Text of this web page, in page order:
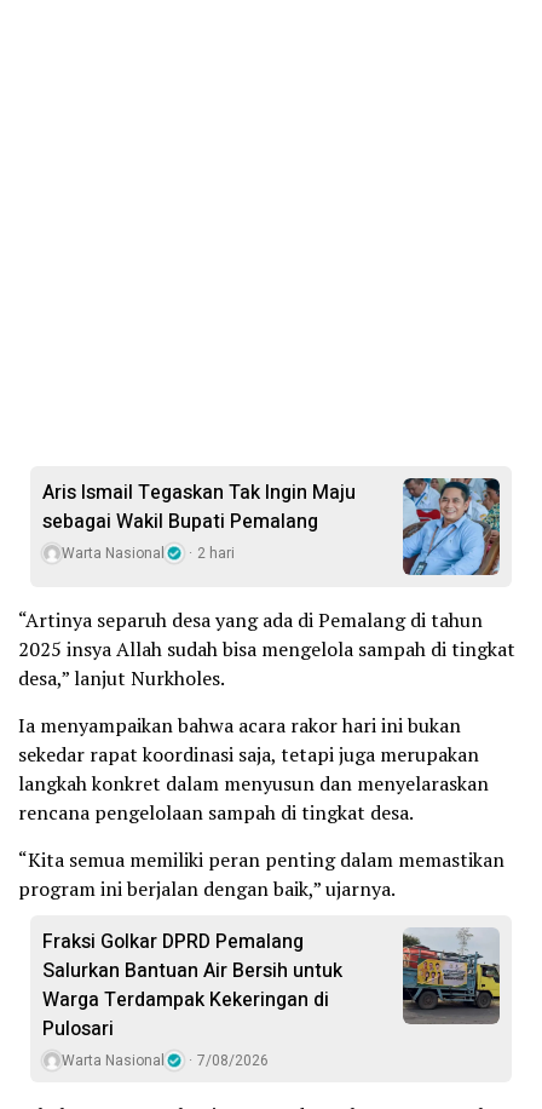
Aris Ismail Tegaskan Tak Ingin Maju
sebagai Wakil Bupati Pemalang
Warta Nasional 2 hari
“Artinya separuh desa yang ada di Pemalang di tahun
2025 insya Allah sudah bisa mengelola sampah di tingkat
desa,” lanjut Nurkholes.
Ia menyampaikan bahwa acara rakor hari ini bukan
sekedar rapat koordinasi saja, tetapi juga merupakan
langkah konkret dalam menyusun dan menyelaraskan
rencana pengelolaan sampah di tingkat desa.
“Kita semua memiliki peran penting dalam memastikan
program ini berjalan dengan baik,” ujarnya.
Fraksi Golkar DPRD Pemalang
Salurkan Bantuan Air Bersih untuk
Warga Terdampak Kekeringan di
Pulosari
Warta Nasional 7/08/2026